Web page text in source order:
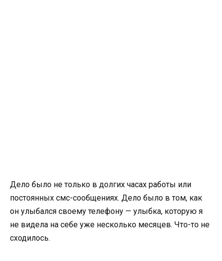
Дело было не только в долгих часах работы или
постоянных смс-сообщениях. Дело было в том, как
он улыбался своему телефону — улыбка, которую я
не видела на себе уже несколько месяцев. Что-то не
сходилось.